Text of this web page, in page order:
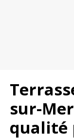
sur-
qualité